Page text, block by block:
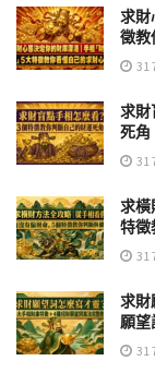
求財
徵教
31
求財
死角
31
求橫
特徵
31
求財
願望
31